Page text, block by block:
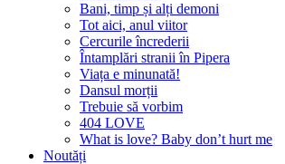
Bani, timp și alți demoni
Tot aici, anul viitor
Cercurile încrederii
Întamplări stranii în Pipera
Viața e minunată!
Dansul morții
Trebuie să vorbim
404 LOVE
What is love? Baby don’t hurt me
Noutăți